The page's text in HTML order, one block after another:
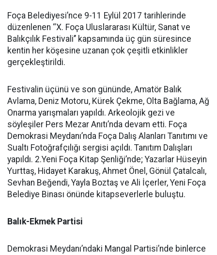
Foça Belediyesi’nce 9-11 Eylül 2017 tarihlerinde
düzenlenen ‘‘X. Foça Uluslararası Kültür, Sanat ve
Balıkçılık Festivali’’ kapsamında üç gün süresince
kentin her köşesine uzanan çok çeşitli etkinlikler
gerçekleştirildi.
Festivalin üçünü ve son gününde, Amatör Balık
Avlama, Deniz Motoru, Kürek Çekme, Olta Bağlama, Ağ
Onarma yarışmaları yapıldı. Arkeolojik gezi ve
söyleşiler Pers Mezar Anıtı’nda devam etti. Foça
Demokrasi Meydanı’nda Foça Dalış Alanları Tanıtımı ve
Sualtı Fotoğrafçılığı sergisi açıldı. Tanıtım Dalışları
yapıldı. 2.Yeni Foça Kitap Şenliği’nde; Yazarlar Hüseyin
Yurttaş, Hidayet Karakuş, Ahmet Önel, Gönül Çatalcalı,
Sevhan Beğendi, Yayla Boztaş ve Ali İçerler, Yeni Foça
Belediye Binası önünde kitapseverlerle buluştu.
Balık-Ekmek Partisi
Demokrasi Meydanı’ndaki Mangal Partisi’nde binlerce